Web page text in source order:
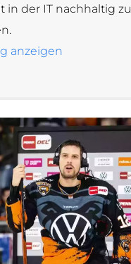
in der IT nachhaltig zu
anzeigen